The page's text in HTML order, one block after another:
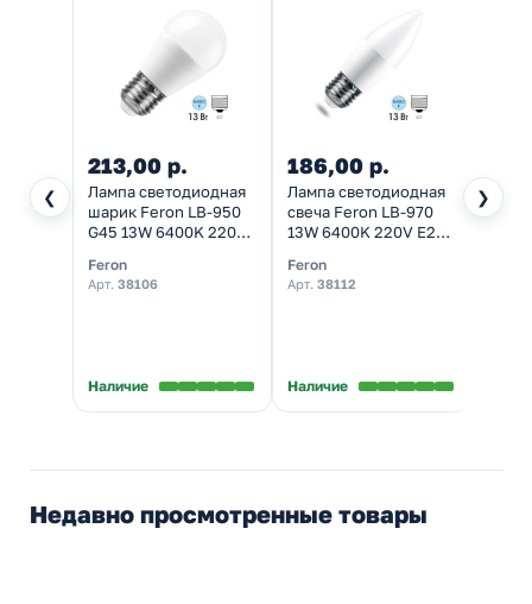
❮ ❯
213,00 р.
Лампа светодиодная
шарик Feron LB-950
G45 13W 6400K 220V
Feron
Арт. 38106
Наличие
186,00 р.
Лампа светодиодная
свеча Feron LB-970
13W 6400K 220V E27
Feron
Арт. 38112
Наличие
Недавно просмотренные товары